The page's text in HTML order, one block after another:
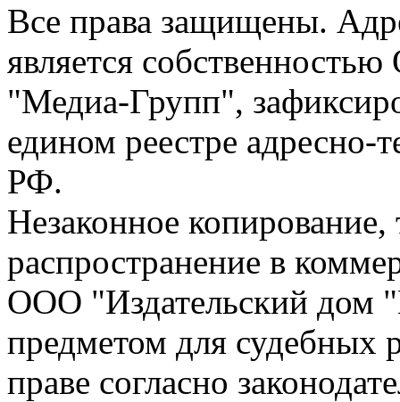
Все права защищены.
является
"Медиа-Групп",
едином реестре адресно-
РФ.
Незаконное
распространение в
ООО "Издательский дом
предметом для судебных
праве согласно